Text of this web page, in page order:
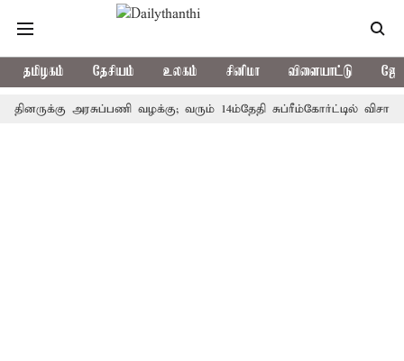
தமிழகம் தேசியம் உலகம் சினிமா விளையாட்டு
அரசுப்பணி வழக்கு; வரும் 14ம்தேதி சுப்ரீம்கோர்ட்டில் விசாரணை